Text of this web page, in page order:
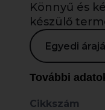
Könnyű és
készülő
Egyedi
További
Cikkszám